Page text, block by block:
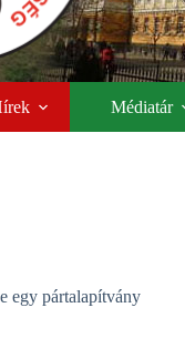
Médiatár
egy pártalapítvány